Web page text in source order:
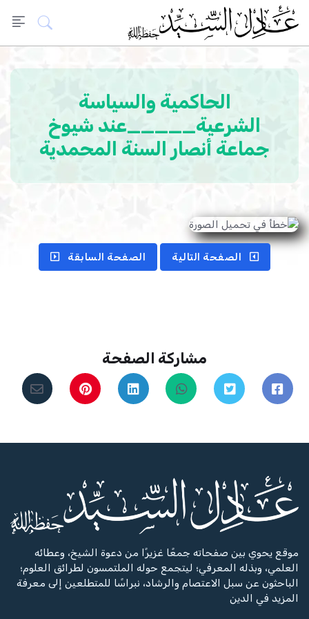
الحاكمية والسياسة
الشرعية_____عند شيوخ
جماعة أنصار السنة المحمدية
الصفحة التالية الصفحة السابقة
مشاركة الصفحة
موقع يحوي بين صفحاته جمعًا غزيرًا من دعوة الشيخ، وعطائه
العلمي، وبذله المعرفي؛ ليتجمع حوله الملتمسون لطرائق العلوم؛
الباحثون عن سبل الاعتصام والرشاد، نبراسًا للمتطلعين إلى معرفة
المزيد في الدين